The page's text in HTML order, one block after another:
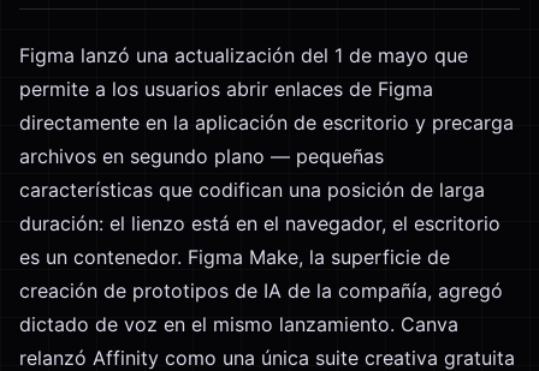
Figma lanzó una actualización del 1 de mayo que
permite a los usuarios abrir enlaces de Figma
directamente en la aplicación de escritorio y precarga
archivos en segundo plano — pequeñas
características que codifican una posición de larga
duración: el lienzo está en el navegador, el escritorio
es un contenedor. Figma Make, la superficie de
creación de prototipos de IA de la compañía, agregó
dictado de voz en el mismo lanzamiento. Canva
relanzó Affinity como una única suite creativa gratuita